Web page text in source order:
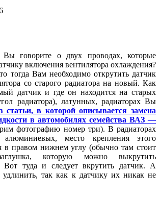
говорите о двух проводах, которые
включения вентилятора охлаждения?
тогда Вам необходимо открутить датчик
со старого радиатора на новый. Как
датчик и где он находится на старых
радиатора), латунных, радиаторах Вы
статьи, в которой описывается замена
в автомобилях семейства ВАЗ —
фотографию номер три). В радиаторах
алюминиевых, место крепления этого
в правом нижнем углу (обычно там стоит
которую можно выкрутить
Вот туда и следует вкрутить датчик. А
удлинить, так как к датчику их никак не